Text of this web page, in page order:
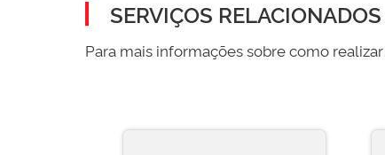
SERVIÇOS
Para mais informações sobre como